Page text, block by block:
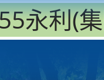
永利(